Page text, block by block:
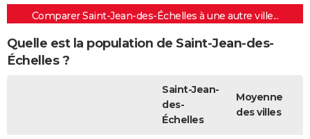
Comparer Saint-Jean-des-Échelles à une autre ville...
Quelle est la population de Saint-Jean-des-
Échelles ?
Saint-Jean-
des-
Échelles
Moyenne
des villes